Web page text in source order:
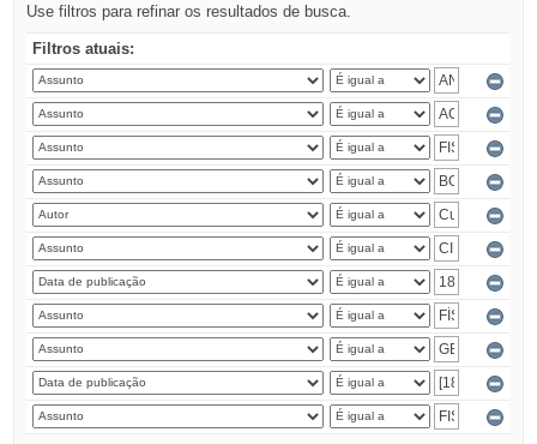
Use filtros para refinar os resultados de busca.
Filtros atuais: